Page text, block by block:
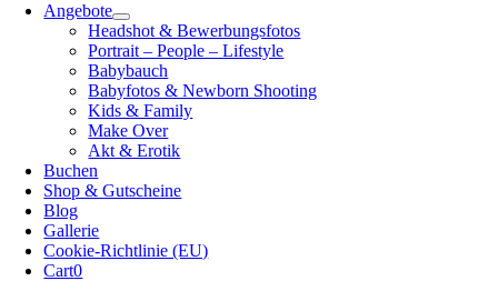
Angebote
Headshot & Bewerbungsfotos
Portrait – People – Lifestyle
Babybauch
Babyfotos & Newborn Shooting
Kids & Family
Make Over
Akt & Erotik
Buchen
Shop & Gutscheine
Blog
Gallerie
Cookie-Richtlinie (EU)
Cart0